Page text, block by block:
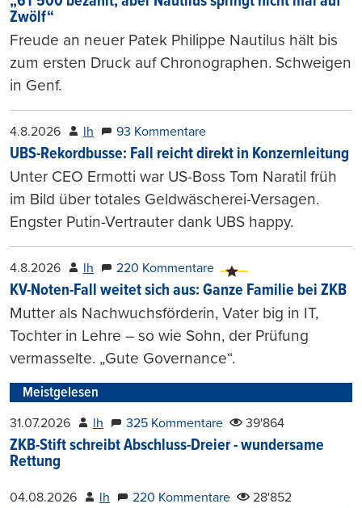
Zwölf“
Freude an neuer Patek Philippe Nautilus hält bis
zum ersten Druck auf Chronographen. Schweigen
in Genf.
4.8.2026 lh 93 Kommentare
UBS-Rekordbusse: Fall reicht direkt in Konzernleitung
Unter CEO Ermotti war US-Boss Tom Naratil früh
im Bild über totales Geldwäscherei-Versagen.
Engster Putin-Vertrauter dank UBS happy.
4.8.2026 lh 220 Kommentare
KV-Noten-Fall weitet sich aus: Ganze Familie bei ZKB
Mutter als Nachwuchsförderin, Vater big in IT,
Tochter in Lehre – so wie Sohn, der Prüfung
vermasselte. „Gute Governance“.
Meistgelesen
31.07.2026 lh 325 Kommentare 39'864
ZKB-Stift schreibt Abschluss-Dreier - wundersame
Rettung
04.08.2026 lh 220 Kommentare 28'852